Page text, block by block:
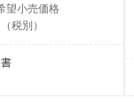
望小売価格
税別）